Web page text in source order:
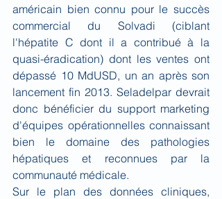
américain bien connu pour le succès
commercial du Solvadi (ciblant
l'hépatite C dont il a contribué à la
quasi-éradication) dont les ventes ont
dépassé 10 MdUSD, un an après son
lancement fin 2013. Seladelpar devrait
donc bénéficier du support marketing
d'équipes opérationnelles connaissant
bien le domaine des pathologies
hépatiques et reconnues par la
communauté médicale.
Sur le plan des données cliniques,